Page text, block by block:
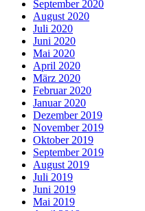
September 2020
August 2020
Juli 2020
Juni 2020
Mai 2020
April 2020
März 2020
Februar 2020
Januar 2020
Dezember 2019
November 2019
Oktober 2019
September 2019
August 2019
Juli 2019
Juni 2019
Mai 2019